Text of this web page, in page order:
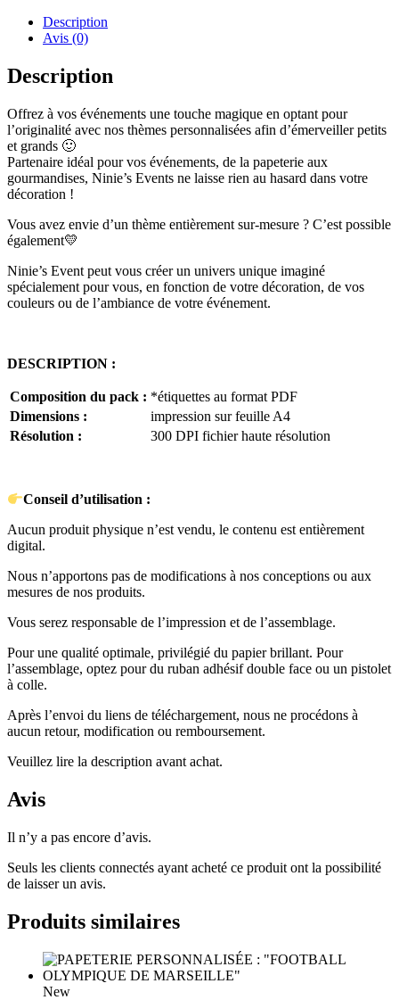
quantityDescription
Avis (0)
Description
Offrez à vos événements une touche magique en optant pour
l’originalité avec nos thèmes personnalisées afin d’émerveiller petits
et grands 🙂
Partenaire idéal pour vos événements, de la papeterie aux
gourmandises, Ninie’s Events ne laisse rien au hasard dans votre
décoration !
Vous avez envie d’un thème entièrement sur-mesure ? C’est possible
également💛
Ninie’s Event peut vous créer un univers unique imaginé
spécialement pour vous, en fonction de votre décoration, de vos
couleurs ou de l’ambiance de votre événement.
DESCRIPTION :
Composition du pack : *étiquettes au format PDF
Dimensions :
impression sur feuille A4
Résolution :
300 DPI fichier haute résolution
Conseil d’utilisation :
Aucun produit physique n’est vendu, le contenu est entièrement
digital.
Nous n’apportons pas de modifications à nos conceptions ou aux
mesures de nos produits.
Vous serez responsable de l’impression et de l’assemblage.
Pour une qualité optimale, privilégié du papier brillant. Pour
l’assemblage, optez pour du ruban adhésif double face ou un pistolet
à colle.
Après l’envoi du liens de téléchargement, nous ne procédons à
aucun retour, modification ou remboursement.
Veuillez lire la description avant achat.
Avis
Il n’y a pas encore d’avis.
Seuls les clients connectés ayant acheté ce produit ont la possibilité
de laisser un avis.
Produits similaires
New